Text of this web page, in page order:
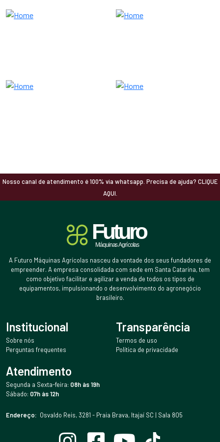
Nosso canal de atendimento é 100% via whatsapp. Precisa de ajuda? CLIQUE
AQUI.
A Futuro Máquinas Agrícolas nasceu da vontade dos seus fundadores de
empreender. A empresa consolidada com sede em Santa Catarina, tem
como objetivo facilitar e agilizar a venda de todos os tipos de
equipamentos, impulsionando o desenvolvimento do agronegócio
brasileiro.
Institucional
Sobre nós
Perguntas frequentes
Transparência
Termos de uso
Política de privacidade
Atendimento
Segunda a Sexta-feira: 08h às 19h
Sábado: 07h às 12h
Endereço: Osvaldo Reis, 3281 - Praia Brava, Itajaí SC | Sala 805